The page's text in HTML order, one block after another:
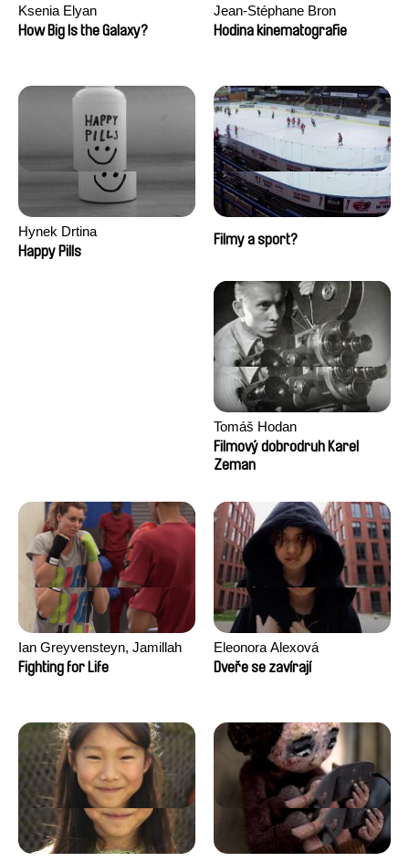
Ksenia Elyan
How Big Is the Galaxy?
Jean-Stéphane Bron
Hodina kinematografie
Hynek Drtina
Happy Pills
Filmy a sport?
Tomáš Hodan
Filmový dobrodruh Karel
Zeman
Ian Greyvensteyn, Jamillah
van der Hulst
Fighting for Life
Eleonora Alexová
Dveře se zavírají